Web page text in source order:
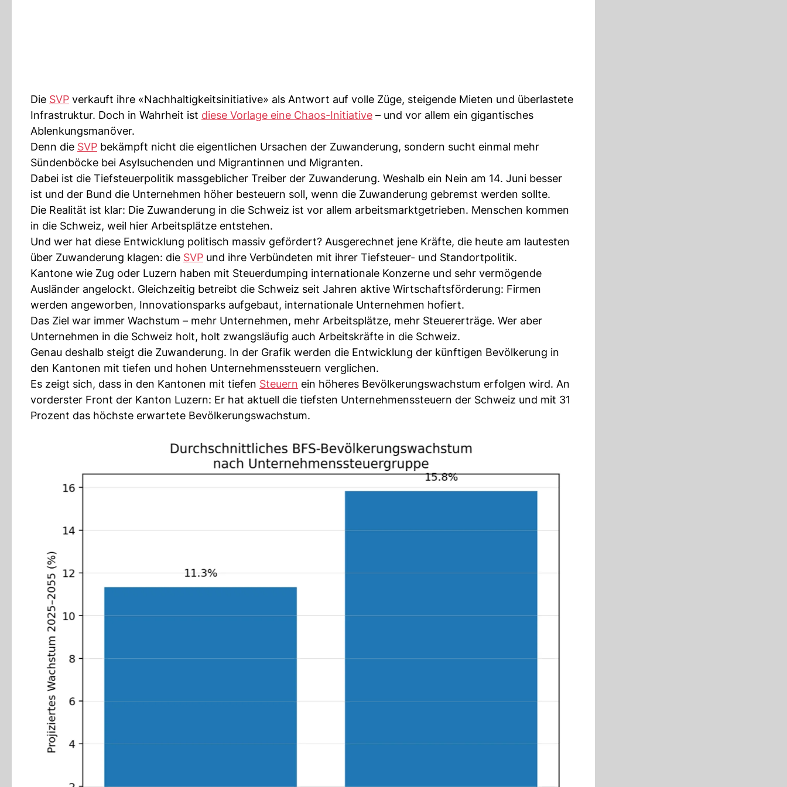
Die SVP verkauft ihre «Nachhaltigkeitsinitiative» als Antwort auf volle Züge, steigende Mieten und überlastete
Infrastruktur. Doch in Wahrheit ist diese Vorlage eine Chaos-Initiative – und vor allem ein gigantisches
Ablenkungsmanöver.
Denn die SVP bekämpft nicht die eigentlichen Ursachen der Zuwanderung, sondern sucht einmal mehr
Sündenböcke bei Asylsuchenden und Migrantinnen und Migranten.
Dabei ist die Tiefsteuerpolitik massgeblicher Treiber der Zuwanderung. Weshalb ein Nein am 14. Juni besser
ist und der Bund die Unternehmen höher besteuern soll, wenn die Zuwanderung gebremst werden sollte.
Die Realität ist klar: Die Zuwanderung in die Schweiz ist vor allem arbeitsmarktgetrieben. Menschen kommen
in die Schweiz, weil hier Arbeitsplätze entstehen.
Und wer hat diese Entwicklung politisch massiv gefördert? Ausgerechnet jene Kräfte, die heute am lautesten
über Zuwanderung klagen: die SVP und ihre Verbündeten mit ihrer Tiefsteuer- und Standortpolitik.
Kantone wie Zug oder Luzern haben mit Steuerdumping internationale Konzerne und sehr vermögende
Ausländer angelockt. Gleichzeitig betreibt die Schweiz seit Jahren aktive Wirtschaftsförderung: Firmen
werden angeworben, Innovationsparks aufgebaut, internationale Unternehmen hofiert.
Das Ziel war immer Wachstum – mehr Unternehmen, mehr Arbeitsplätze, mehr Steuererträge. Wer aber
Unternehmen in die Schweiz holt, holt zwangsläufig auch Arbeitskräfte in die Schweiz.
Genau deshalb steigt die Zuwanderung. In der Grafik werden die Entwicklung der künftigen Bevölkerung in
den Kantonen mit tiefen und hohen Unternehmenssteuern verglichen.
Es zeigt sich, dass in den Kantonen mit tiefen Steuern ein höheres Bevölkerungswachstum erfolgen wird. An
vorderster Front der Kanton Luzern: Er hat aktuell die tiefsten Unternehmenssteuern der Schweiz und mit 31
Prozent das höchste erwartete Bevölkerungswachstum.